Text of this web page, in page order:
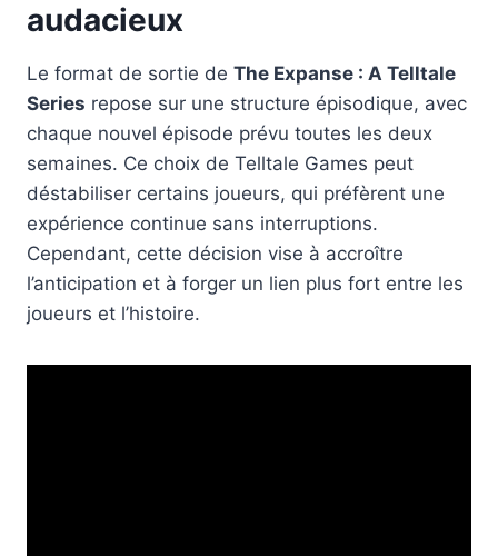
audacieux
Le format de sortie de The Expanse : A Telltale
Series repose sur une structure épisodique, avec
chaque nouvel épisode prévu toutes les deux
semaines. Ce choix de Telltale Games peut
déstabiliser certains joueurs, qui préfèrent une
expérience continue sans interruptions.
Cependant, cette décision vise à accroître
l’anticipation et à forger un lien plus fort entre les
joueurs et l’histoire.